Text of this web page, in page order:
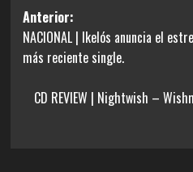
Navegación
de
entradas
Anterior:
NACIONAL | Ikelós anuncia el
más reciente single.
CD REVIEW | Nightwish –